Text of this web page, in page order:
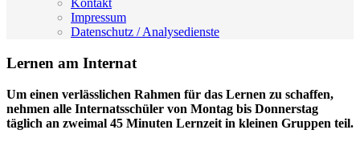
Kontakt
Impressum
Datenschutz / Analysedienste
Lernen am Internat
Um einen verlässlichen Rahmen für das Lernen zu schaffen,
nehmen alle Internatsschüler von Montag bis Donnerstag
täglich an zweimal 45 Minuten Lernzeit in kleinen Gruppen teil.